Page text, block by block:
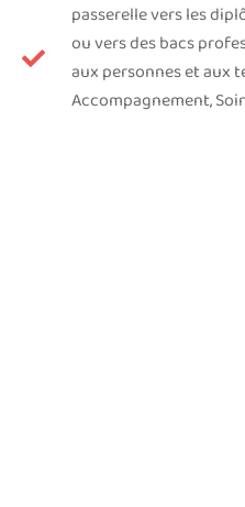
passerelle vers les
ou vers des bacs
aux personnes et aux
Accompagnement,